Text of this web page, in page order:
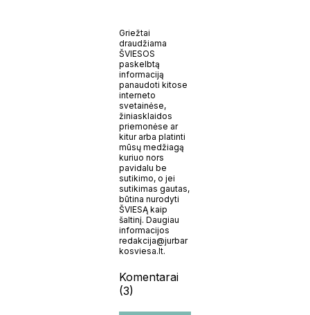
Griežtai
draudžiama
ŠVIESOS
paskelbtą
informaciją
panaudoti kitose
interneto
svetainėse,
žiniasklaidos
priemonėse ar
kitur arba platinti
mūsų medžiagą
kuriuo nors
pavidalu be
sutikimo, o jei
sutikimas gautas,
būtina nurodyti
ŠVIESĄ kaip
šaltinį. Daugiau
informacijos
redakcija@jurbar
kosviesa.lt.
Komentarai
(3)